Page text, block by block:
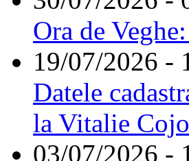
Ora de
19/07/2026 -
Datele
la Vitalie
03/07/2026 -